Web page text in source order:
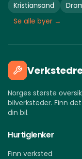
Kristiansand
Se alle byer →
Norges største
bilverksteder. Finn
din bil.
Hurtiglenker
Finn verksted